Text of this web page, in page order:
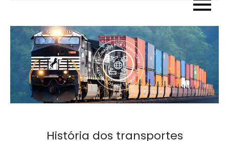
content
História dos transportes